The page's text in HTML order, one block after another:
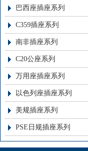
巴西座插座系列
C359插座系列
南非插座系列
C20公座系列
万用座插座系列
以色列座插座系列
美规插座系列
PSE日规插座系列